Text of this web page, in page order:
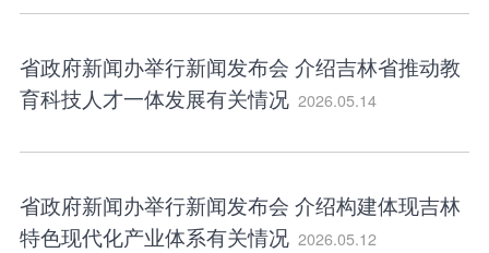
省政府新闻办举行新闻发布会 介绍吉林省推动教
育科技人才一体发展有关情况 2026.05.14
省政府新闻办举行新闻发布会 介绍构建体现吉林
特色现代化产业体系有关情况 2026.05.12